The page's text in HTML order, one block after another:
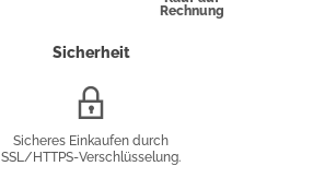
Rechnung
Sicherheit
Sicheres Einkaufen durch
SSL/HTTPS-Verschlüsselung.